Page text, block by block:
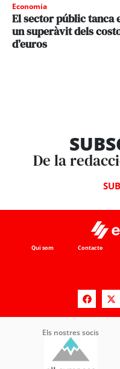
Economia
El sector públic tanca
un superàvit dels
d’euros
De la
Qui som Contacte
Els nostres socis